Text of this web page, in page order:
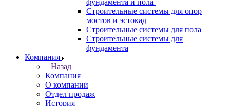
фундамента и пола
Строительные системы для опор
мостов и эстокад
Строительные системы для пола
Строительные системы для
фундамента
Компания
Назад
Компания
О компании
Отдел продаж
История